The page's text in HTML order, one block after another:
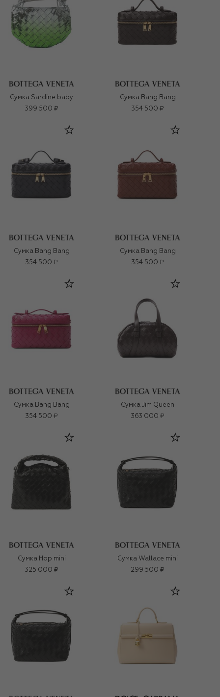
Сумка Sardine baby
399 500 ₽
Сумка Bang Bang
354 500 ₽
Сумка Bang Bang
354 500 ₽
Сумка Bang Bang
354 500 ₽
Сумка Bang Bang
354 500 ₽
Сумка Jim Queen
363 000 ₽
Сумка Hop mini
325 000 ₽
Сумка Wallace mini
299 500 ₽